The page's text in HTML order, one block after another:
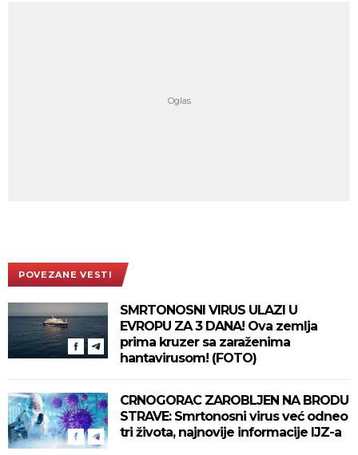
POVEZANE VESTI
SMRTONOSNI VIRUS ULAZI U
EVROPU ZA 3 DANA! Ova zemlja
prima kruzer sa zaraženima
hantavirusom! (FOTO)
CRNOGORAC ZAROBLJEN NA BRODU
STRAVE: Smrtonosni virus već odneo
tri života, najnovije informacije IJZ-a